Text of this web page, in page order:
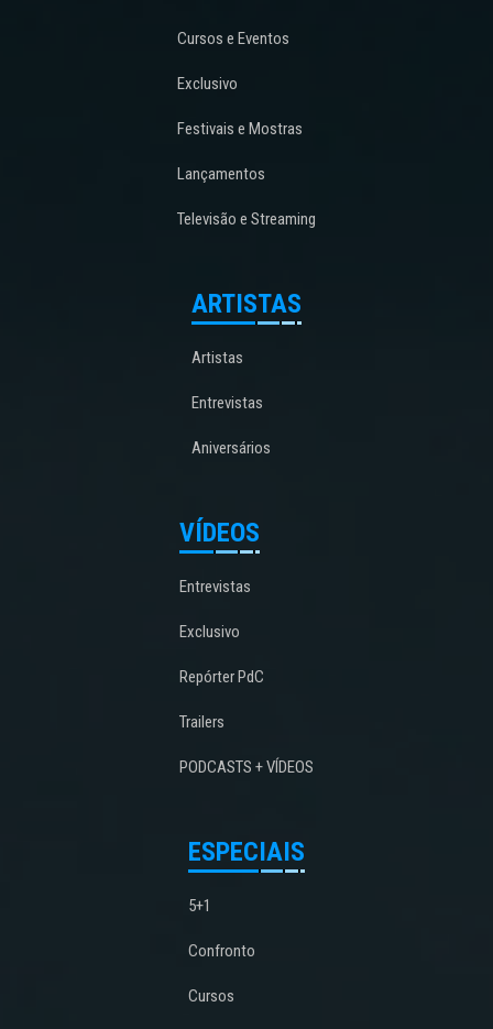
Cursos e Eventos
Exclusivo
Festivais e Mostras
Lançamentos
Televisão e Streaming
ARTISTAS
Artistas
Entrevistas
Aniversários
VÍDEOS
Entrevistas
Exclusivo
Repórter PdC
Trailers
PODCASTS + VÍDEOS
ESPECIAIS
5+1
Confronto
Cursos